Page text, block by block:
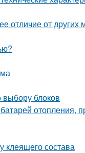
отличие от других
блоков
отопления,
состава